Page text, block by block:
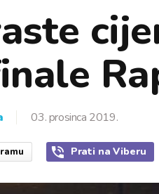
03. prosinca 2019.
Prati na Viberu